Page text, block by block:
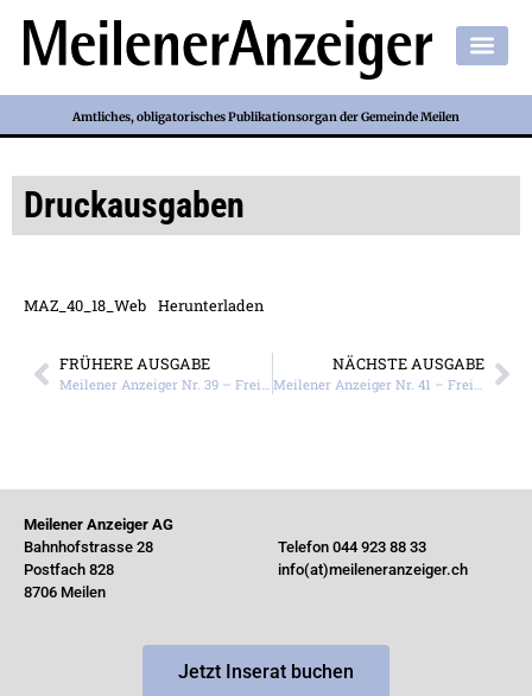
Amtliches, obligatorisches Publikationsorgan der Gemeinde Meilen
Druckausgaben
MAZ_40_18_Web Herunterladen
FRÜHERE AUSGABE
Meilener Anzeiger Nr. 39 – Freitag, 28. September 2018
NÄCHSTE AUSGABE
Meilener Anzeiger Nr. 41 – Freitag, 12. Oktober 2018
Meilener Anzeiger AG
Bahnhofstrasse 28
Postfach 828
8706 Meilen
Telefon 044 923 88 33
info(at)meileneranzeiger.ch
Jetzt Inserat buchen